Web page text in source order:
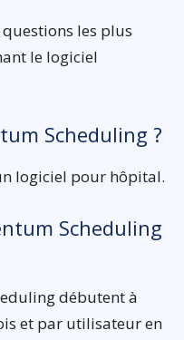
les plus
le logiciel
Scheduling ?
logiciel pour hôpital.
Scheduling
débutent à
et par utilisateur en